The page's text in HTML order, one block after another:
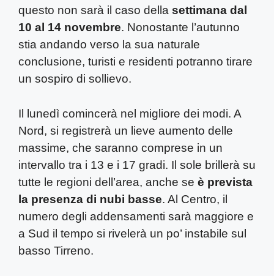
questo non sarà il caso della settimana dal
10 al 14 novembre. Nonostante l’autunno
stia andando verso la sua naturale
conclusione, turisti e residenti potranno tirare
un sospiro di sollievo.
Il lunedì comincerà nel migliore dei modi. A
Nord, si registrerà un lieve aumento delle
massime, che saranno comprese in un
intervallo tra i 13 e i 17 gradi. Il sole brillerà su
tutte le regioni dell’area, anche se è prevista
la presenza di nubi basse. Al Centro, il
numero degli addensamenti sarà maggiore e
a Sud il tempo si rivelerà un po’ instabile sul
basso Tirreno.